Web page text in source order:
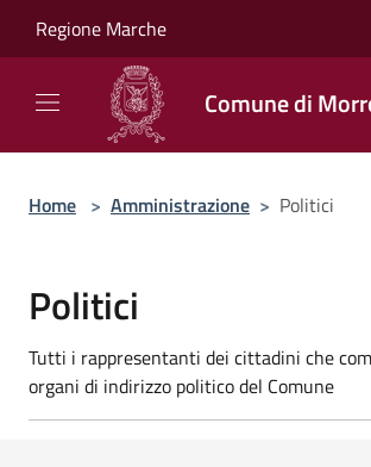
Regione Marche
Comune di
Home > Amministrazione > Politici
Politici
Tutti i rappresentanti dei cittadini che
organi di indirizzo politico del Comune